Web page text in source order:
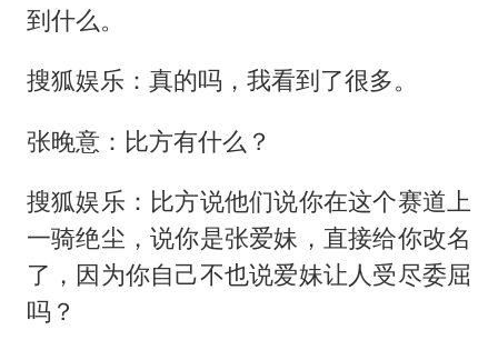
到什么。
搜狐娱乐：真的吗，我看到了很多。
张晚意：比方有什么？
搜狐娱乐：比方说他们说你在这个赛道上
一骑绝尘，说你是张爱妹，直接给你改名
了，因为你自己不也说爱妹让人受尽委屈
吗？